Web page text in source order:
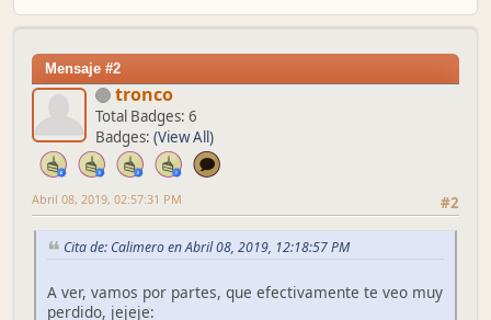
Mensaje #2
tronco
Total Badges: 6
Badges: (View All)
#2
Abril 08, 2019, 02:57:31 PM
Cita de: Calimero en Abril 08, 2019, 12:18:57 PM
A ver, vamos por partes, que efectivamente te veo muy
perdido, jejeje: